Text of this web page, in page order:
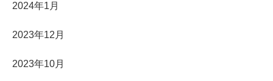
2024年1月
2023年12月
2023年10月